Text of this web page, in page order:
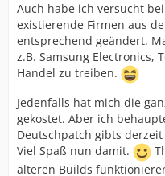
Auch habe ich versucht
existierende Firmen aus
entsprechend geändert.
z.B. Samsung Electronics,
Handel zu treiben.
Jedenfalls hat mich die
gekostet. Aber ich
Deutschpatch gibts
Viel Spaß nun damit.
älteren Builds